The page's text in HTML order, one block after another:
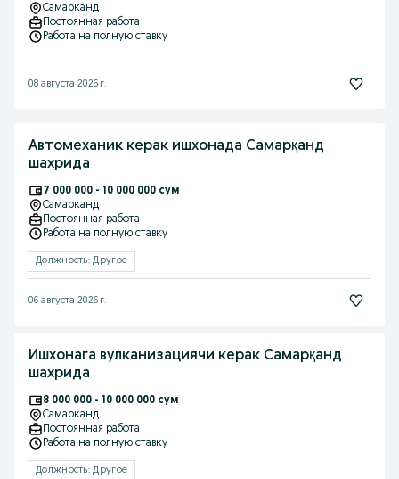
Самарканд
Постоянная работа
Работа на полную ставку
08 августа 2026 г.
Автомеханик керак ишхонада Самарқанд
шахрида
7 000 000 - 10 000 000 сум
Самарканд
Постоянная работа
Работа на полную ставку
Должность: Другое
06 августа 2026 г.
Ишхонага вулканизациячи керак Самарқанд
шахрида
8 000 000 - 10 000 000 сум
Самарканд
Постоянная работа
Работа на полную ставку
Должность: Другое